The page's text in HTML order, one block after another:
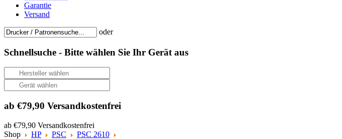
Garantie
Versand
oder
Schnellsuche - Bitte wählen Sie Ihr Gerät aus
ab €79,90 Versandkostenfrei
ab €79,90 Versandkostenfrei
Shop
HP PSC PSC 2610